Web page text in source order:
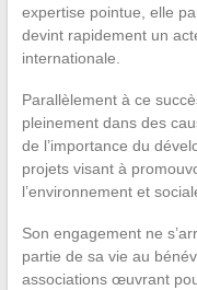
expertise pointue, elle
devint rapidement un
internationale.
Parallèlement à ce
pleinement dans des
de l’importance du
projets visant à
l’environnement et
Son engagement ne
partie de sa vie au
associations œuvrant